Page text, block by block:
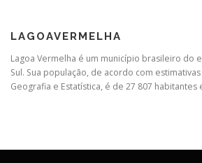
LAGOAVERMELHA
Lagoa Vermelha é um município brasileiro do
Sul. Sua população, de acordo com
Geografia e Estatística, é de 27 807 habitantes